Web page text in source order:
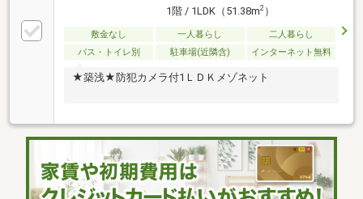
1階 / 1LDK（51.38m2）
敷金なし 一人暮らし
二人暮らし
バス・トイレ別
駐車場(近隣含) インターネット無料
★築浅★防犯カメラ付1ＬＤＫメゾネット